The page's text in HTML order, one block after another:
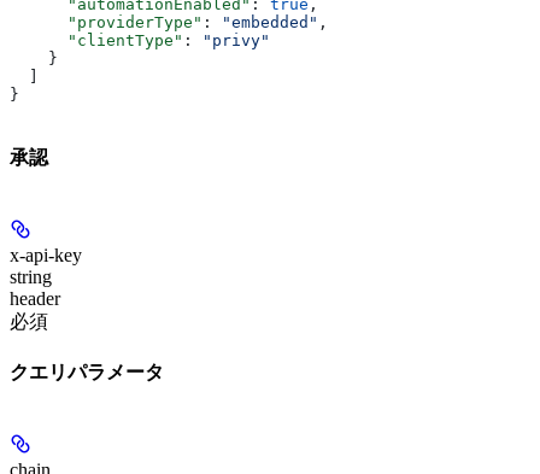
      "automationEnabled"
: true ,
      "providerType"
: "embedded" ,
      "clientType"
:
"privy"
    }
}
承認
x-api-key
string
header
必須
クエリパラメータ